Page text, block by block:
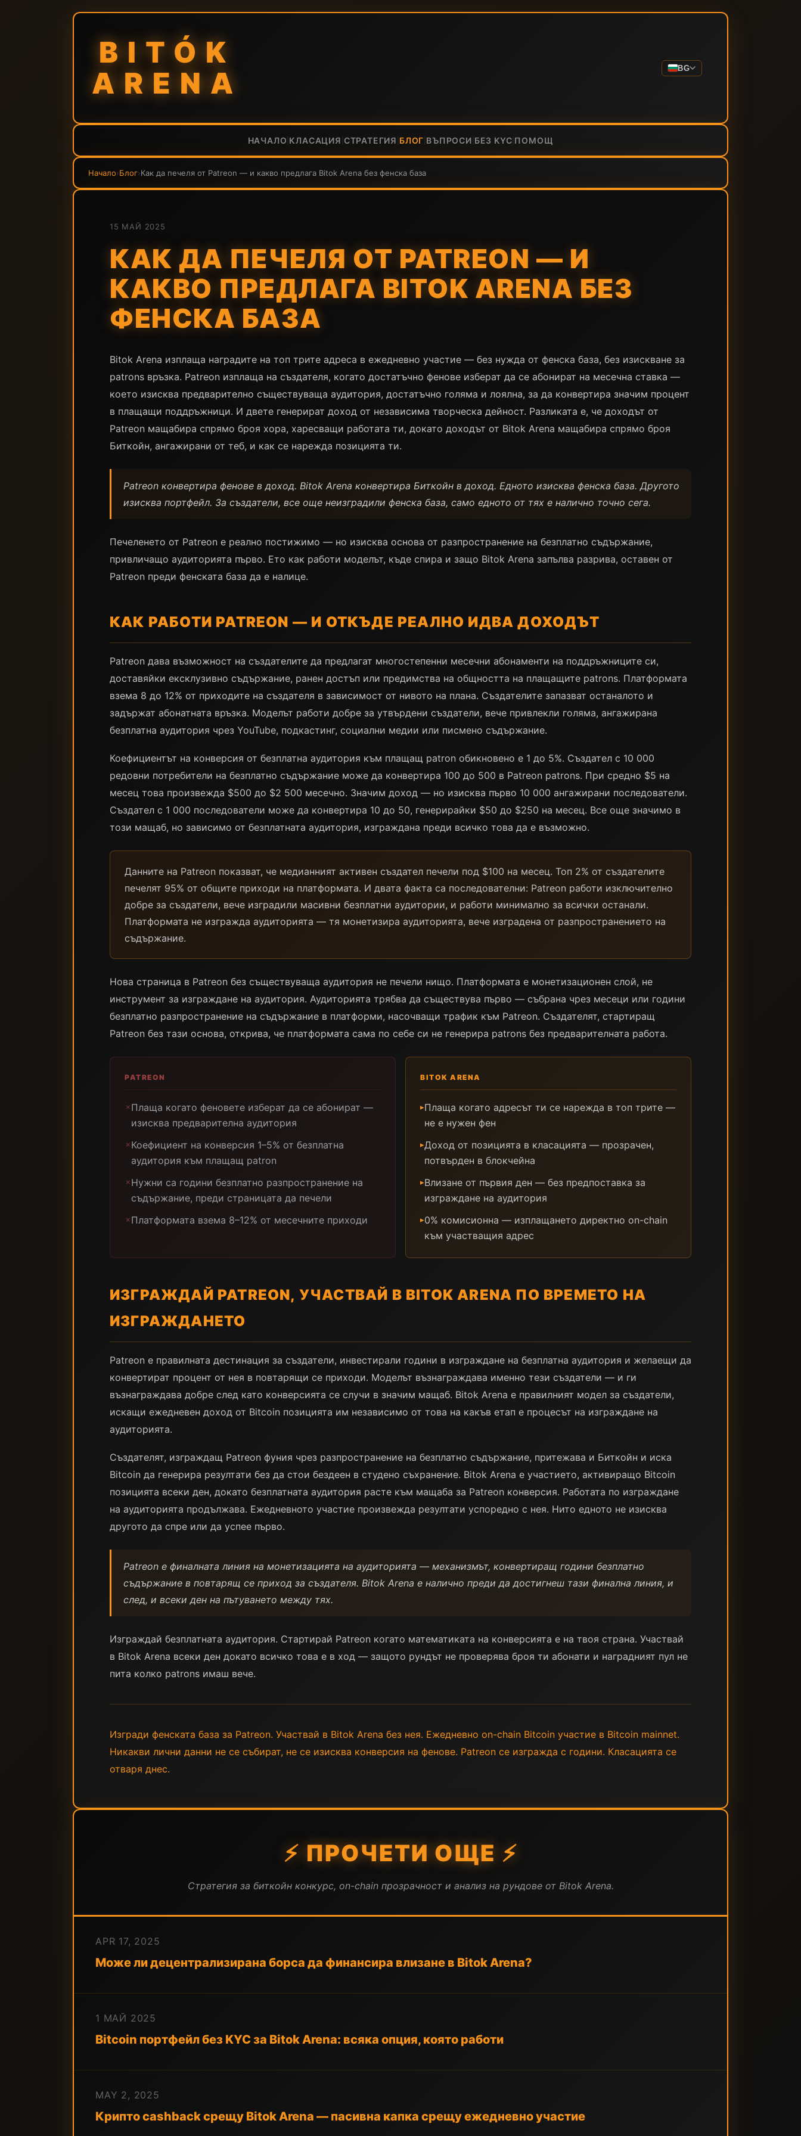
BITÓK
ARENA
BG
НАЧАЛО КЛАСАЦИЯ СТРАТЕГИЯ БЛОГ ВЪПРОСИ БЕЗ KYC ПОМОЩ
Начало›Блог›Как да печеля от Patreon — и какво предлага Bitok Arena без фенска база
15 МАЙ 2025
КАК ДА ПЕЧЕЛЯ ОТ PATREON — И
КАКВО ПРЕДЛАГА BITOK ARENA БЕЗ
ФЕНСКА БАЗА
Bitok Arena изплаща наградите на топ трите адреса в ежедневно участие — без нужда от фенска база, без изискване за
patrons връзка. Patreon изплаща на създателя, когато достатъчно фенове изберат да се абонират на месечна ставка —
което изисква предварително съществуваща аудитория, достатъчно голяма и лоялна, за да конвертира значим процент
в плащащи поддръжници. И двете генерират доход от независима творческа дейност. Разликата е, че доходът от
Patreon мащабира спрямо броя хора, харесващи работата ти, докато доходът от Bitok Arena мащабира спрямо броя
Биткойн, ангажирани от теб, и как се нарежда позицията ти.
Patreon конвертира фенове в доход. Bitok Arena конвертира Биткойн в доход. Едното изисква фенска база. Другото
изисква портфейл. За създатели, все още неизградили фенска база, само едното от тях е налично точно сега.
Печеленето от Patreon е реално постижимо — но изисква основа от разпространение на безплатно съдържание,
привличащо аудиторията първо. Ето как работи моделът, къде спира и защо Bitok Arena запълва разрива, оставен от
Patreon преди фенската база да е налице.
КАК РАБОТИ PATREON — И ОТКЪДЕ РЕАЛНО ИДВА ДОХОДЪТ
Patreon дава възможност на създателите да предлагат многостепенни месечни абонаменти на поддръжниците си,
доставяйки ексклузивно съдържание, ранен достъп или предимства на общността на плащащите patrons. Платформата
взема 8 до 12% от приходите на създателя в зависимост от нивото на плана. Създателите запазват останалото и
задържат абонатната връзка. Моделът работи добре за утвърдени създатели, вече привлекли голяма, ангажирана
безплатна аудитория чрез YouTube, подкастинг, социални медии или писмено съдържание.
Коефициентът на конверсия от безплатна аудитория към плащащ patron обикновено е 1 до 5%. Създател с 10 000
редовни потребители на безплатно съдържание може да конвертира 100 до 500 в Patreon patrons. При средно $5 на
месец това произвежда $500 до $2 500 месечно. Значим доход — но изисква първо 10 000 ангажирани последователи.
Създател с 1 000 последователи може да конвертира 10 до 50, генерирайки $50 до $250 на месец. Все още значимо в
този мащаб, но зависимо от безплатната аудитория, изграждана преди всичко това да е възможно.
Данните на Patreon показват, че медианният активен създател печели под $100 на месец. Топ 2% от създателите
печелят 95% от общите приходи на платформата. И двата факта са последователни: Patreon работи изключително
добре за създатели, вече изградили масивни безплатни аудитории, и работи минимално за всички останали.
Платформата не изгражда аудиторията — тя монетизира аудиторията, вече изградена от разпространението на
съдържание.
Нова страница в Patreon без съществуваща аудитория не печели нищо. Платформата е монетизационен слой, не
инструмент за изграждане на аудитория. Аудиторията трябва да съществува първо — събрана чрез месеци или години
безплатно разпространение на съдържание в платформи, насочващи трафик към Patreon. Създателят, стартиращ
Patreon без тази основа, открива, че платформата сама по себе си не генерира patrons без предварителната работа.
PATREON
✗Плаща когато феновете изберат да се абонират —
изисква предварителна аудитория
✗Коефициент на конверсия 1–5% от безплатна
аудитория към плащащ patron
✗Нужни са години безплатно разпространение на
съдържание, преди страницата да печели
✗Платформата взема 8–12% от месечните приходи
BITOK ARENA
▸Плаща когато адресът ти се нарежда в топ трите —
не е нужен фен
▸Доход от позицията в класацията — прозрачен,
потвърден в блокчейна
▸Влизане от първия ден — без предпоставка за
изграждане на аудитория
▸0% комисионна — изплащането директно on-chain
към участващия адрес
ИЗГРАЖДАЙ PATREON, УЧАСТВАЙ В BITOK ARENA ПО ВРЕМЕТО НА
ИЗГРАЖДАНЕТО
Patreon е правилната дестинация за създатели, инвестирали години в изграждане на безплатна аудитория и желаещи да
конвертират процент от нея в повтарящи се приходи. Моделът възнаграждава именно тези създатели — и ги
възнаграждава добре след като конверсията се случи в значим мащаб. Bitok Arena е правилният модел за създатели,
искащи ежедневен доход от Bitcoin позицията им независимо от това на какъв етап е процесът на изграждане на
аудиторията.
Създателят, изграждащ Patreon фуния чрез разпространение на безплатно съдържание, притежава и Биткойн и иска
Bitcoin да генерира резултати без да стои бездеен в студено съхранение. Bitok Arena е участието, активиращо Bitcoin
позицията всеки ден, докато безплатната аудитория расте към мащаба за Patreon конверсия. Работата по изграждане
на аудиторията продължава. Ежедневното участие произвежда резултати успоредно с нея. Нито едното не изисква
другото да спре или да успее първо.
Patreon е финалната линия на монетизацията на аудиторията — механизмът, конвертиращ години безплатно
съдържание в повтарящ се приход за създателя. Bitok Arena е налично преди да достигнеш тази финална линия, и
след, и всеки ден на пътуването между тях.
Изграждай безплатната аудитория. Стартирай Patreon когато математиката на конверсията е на твоя страна. Участвай
в Bitok Arena всеки ден докато всичко това е в ход — защото рундът не проверява броя ти абонати и наградният пул не
пита колко patrons имаш вече.
Изгради фенската база за Patreon. Участвай в Bitok Arena без нея. Ежедневно on-chain Bitcoin участие в Bitcoin mainnet.
Никакви лични данни не се събират, не се изисква конверсия на фенове. Patreon се изгражда с години. Класацията се
отваря днес.
⚡ ПРОЧЕТИ ОЩЕ ⚡
Стратегия за биткойн конкурс, on-chain прозрачност и анализ на рундове от Bitok Arena.
APR 17, 2025
Може ли децентрализирана борса да финансира влизане в Bitok Arena?
1 МАЙ 2025
Bitcoin портфейл без KYC за Bitok Arena: всяка опция, която работи
MAY 2, 2025
Крипто cashback срещу Bitok Arena — пасивна капка срещу ежедневно участие